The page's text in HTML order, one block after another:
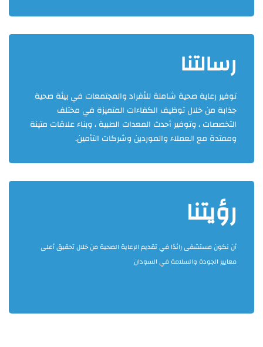
رسالتنا
توفير رعاية صحية شاملة للأفراد والمجتمعات في بيئة صحية
جذابة من خلال توظيف الكفاءات المتميزة في مختلف
التخصصات ، وتوفير أحدث المعدات الطبية ، وبناء علاقات متينة
وممتدة مع العملاء والموردين وشركات التأمين.
رؤيتنا
أن نكون مستشفى رائدًا في تقديم الرعاية الصحية من خلال تحقيق أعلى
معايير الجودة والسلامة في السودان